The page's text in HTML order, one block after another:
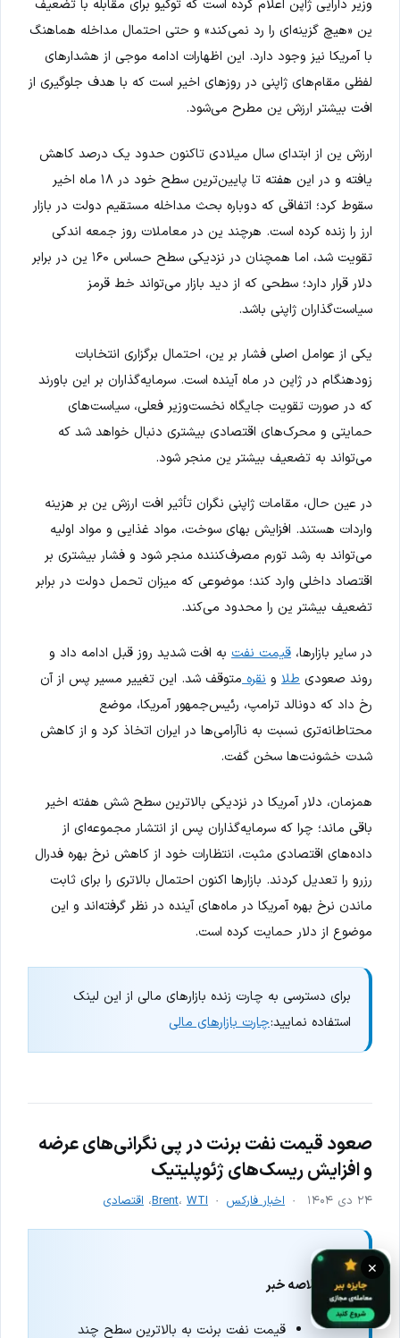
وزیر دارایی ژاپن اعلام کرده است که توکیو برای مقابله با تضعیف
ین «هیچ گزینه‌ای را رد نمی‌کند» و حتی احتمال مداخله هماهنگ
با آمریکا نیز وجود دارد. این اظهارات ادامه موجی از هشدارهای
لفظی مقام‌های ژاپنی در روزهای اخیر است که با هدف جلوگیری از
افت بیشتر ارزش ین مطرح می‌شود.
ارزش ین از ابتدای سال میلادی تاکنون حدود یک درصد کاهش
یافته و در این هفته تا پایین‌ترین سطح خود در ۱۸ ماه اخیر
سقوط کرد؛ اتفاقی که دوباره بحث مداخله مستقیم دولت در بازار
ارز را زنده کرده است. هرچند ین در معاملات روز جمعه اندکی
تقویت شد، اما همچنان در نزدیکی سطح حساس ۱۶۰ ین در برابر
دلار قرار دارد؛ سطحی که از دید بازار می‌تواند خط قرمز
سیاست‌گذاران ژاپنی باشد.
یکی از عوامل اصلی فشار بر ین، احتمال برگزاری انتخابات
زودهنگام در ژاپن در ماه آینده است. سرمایه‌گذاران بر این باورند
که در صورت تقویت جایگاه نخست‌وزیر فعلی، سیاست‌های
حمایتی و محرک‌های اقتصادی بیشتری دنبال خواهد شد که
می‌تواند به تضعیف بیشتر ین منجر شود.
در عین حال، مقامات ژاپنی نگران تأثیر افت ارزش ین بر هزینه
واردات هستند. افزایش بهای سوخت، مواد غذایی و مواد اولیه
می‌تواند به رشد تورم مصرف‌کننده منجر شود و فشار بیشتری بر
اقتصاد داخلی وارد کند؛ موضوعی که میزان تحمل دولت در برابر
تضعیف بیشتر ین را محدود می‌کند.
در سایر بازارها، قیمت نفت به افت شدید روز قبل ادامه داد و
روند صعودی طلا و نقرهمتوقف شد. این تغییر مسیر پس از آن
رخ داد که دونالد ترامپ، رئیس‌جمهور آمریکا، موضع
محتاطانه‌تری نسبت به ناآرامی‌ها در ایران اتخاذ کرد و از کاهش
شدت خشونت‌ها سخن گفت.
همزمان، دلار آمریکا در نزدیکی بالاترین سطح شش هفته اخیر
باقی ماند؛ چرا که سرمایه‌گذاران پس از انتشار مجموعه‌ای از
داده‌های اقتصادی مثبت، انتظارات خود از کاهش نرخ بهره فدرال
رزرو را تعدیل کردند. بازارها اکنون احتمال بالاتری را برای ثابت
ماندن نرخ بهره آمریکا در ماه‌های آینده در نظر گرفته‌اند و این
موضوع از دلار حمایت کرده است.
برای دسترسی به چارت زنده بازارهای مالی از این لینک
استفاده نمایید:چارت بازارهای مالی
صعود قیمت نفت برنت در پی نگرانی‌های عرضه
و افزایش ریسک‌های ژئوپلیتیک
۲۴ دی ۱۴۰۴ اخبار فارکس Brent، WTI ، اقتصادی
خلاصه خبر
قیمت نفت برنت به بالاترین سطح چند
×